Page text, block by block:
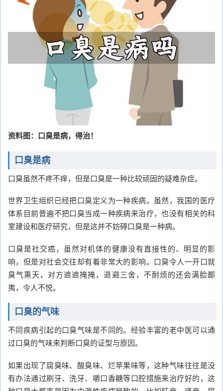
资料图：口臭是病，得治！
口臭是病
口臭虽然不疼不痒，但是口臭是一种比较顽固的疑难杂症。
世界卫生组织已经把口臭定义为一种疾病。虽然，我国的医疗
体系目前普遍不把口臭当成一种疾病来治疗，也没有相关的科
室建设和医疗研究，但是这并不妨碍口臭是一种病。
口臭是社交癌，虽然对机体的健康没有直接性的、明显的影
响，但是对社会交往却有着非常大的影响。口臭令人一开口就
臭气熏天，对方遮遮掩掩，退避三舍，不耐烦的还会满脸鄙
夷，令人不悦。
口臭的气味
不同疾病引起的口臭气味是不同的。经验丰富的老中医可以通
过口臭的气味来判断口臭的证型与原因。
如果出现了腐臭味、酸臭味、烂苹果味等，这种气味往往是没
有办法通过刷牙、洗牙、嚼口香糖等口腔措施来治疗好的，这